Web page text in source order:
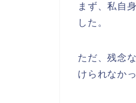
まず、私自
した。
ただ、残念
けられなか